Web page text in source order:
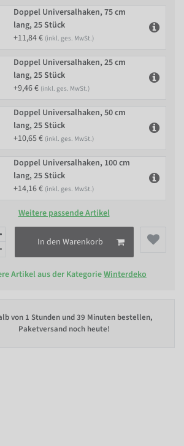
Doppel Universalhaken, 75 cm
lang, 25 Stück
+11,84 € (inkl. ges. MwSt.)
Doppel Universalhaken, 25 cm
lang, 25 Stück
+9,46 € (inkl. ges. MwSt.)
Doppel Universalhaken, 50 cm
lang, 25 Stück
+10,65 € (inkl. ges. MwSt.)
Doppel Universalhaken, 100 cm
lang, 25 Stück
+14,16 € (inkl. ges. MwSt.)
Weitere passende Artikel
In den Warenkorb
Artikel aus der KategorieWinterdeko
von 1 Stunden und 39 Minuten bestellen,
Paketversand noch heute!